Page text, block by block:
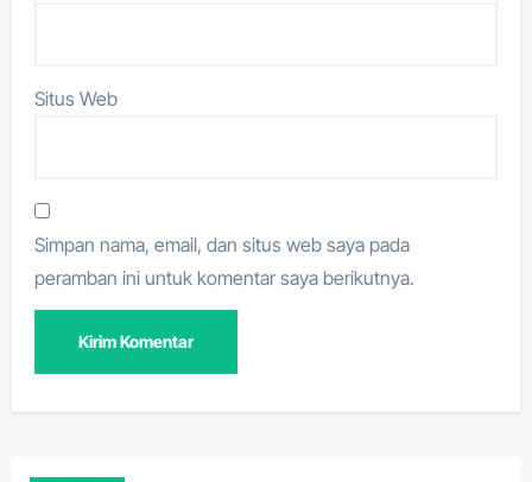
Situs Web
Simpan nama, email, dan situs web saya pada
peramban ini untuk komentar saya berikutnya.